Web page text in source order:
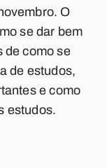
O
se dar bem
de como se
de estudos,
e como
estudos.